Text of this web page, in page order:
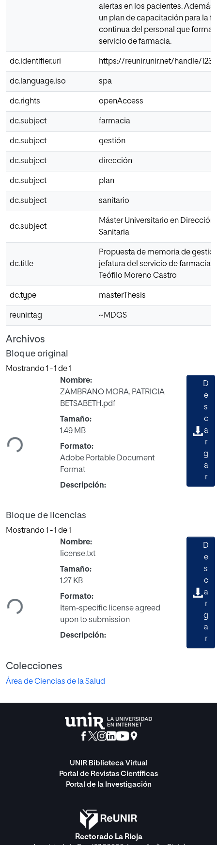
alertas en los pacientes. Además,
un plan de capacitación para la
continua del personal que
servicio de farmacia.
dc.identifier.uri https://reunir.unir.net/handle/
dc.language.iso spa
dc.rights openAccess
dc.subject farmacia
dc.subject gestión
dc.subject dirección
dc.subject plan
dc.subject sanitario
dc.subject
Máster Universitario en Dirección
Sanitaria
dc.title
Propuesta de memoria de
jefatura del servicio de farmacia
Teófilo Moreno Castro
dc.type masterThesis
reunir.tag ~MDGS
Archivos
Bloque original
Mostrando 1 - 1 de 1
Cargando...
Nombre:
ZAMBRANO MORA, PATRICIA
BETSABETH.pdf
Tamaño:
1.49 MB
Formato:
Adobe Portable Document
Format
Descripción:
D
e
s
c
a
r
g
a
r
Bloque de licencias
Mostrando 1 - 1 de 1
Cargando...
Nombre:
license.txt
Tamaño:
1.27 KB
Formato:
Item-specific license agreed
upon to submission
Descripción:
D
e
s
c
a
r
g
a
r
Colecciones
Área de Ciencias de la Salud
UNIR Biblioteca Virtual
Portal de Revistas Científicas
Portal de la Investigación
Rectorado La Rioja